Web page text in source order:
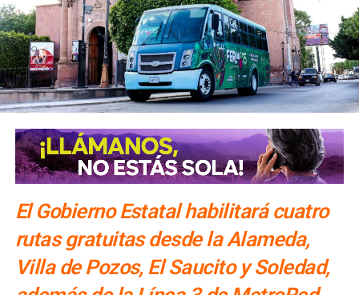
El Gobierno Estatal habilitará cuatro
rutas gratuitas desde la Alameda,
Villa de Pozos, El Saucito y Soledad,